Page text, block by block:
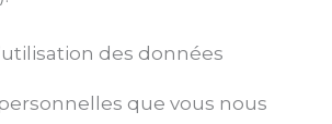
des données
que vous nous